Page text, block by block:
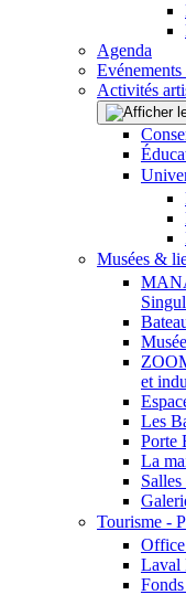
Agenda
Activités
Musées &
et
Les
Porte
La
Tourisme -
Office
Laval